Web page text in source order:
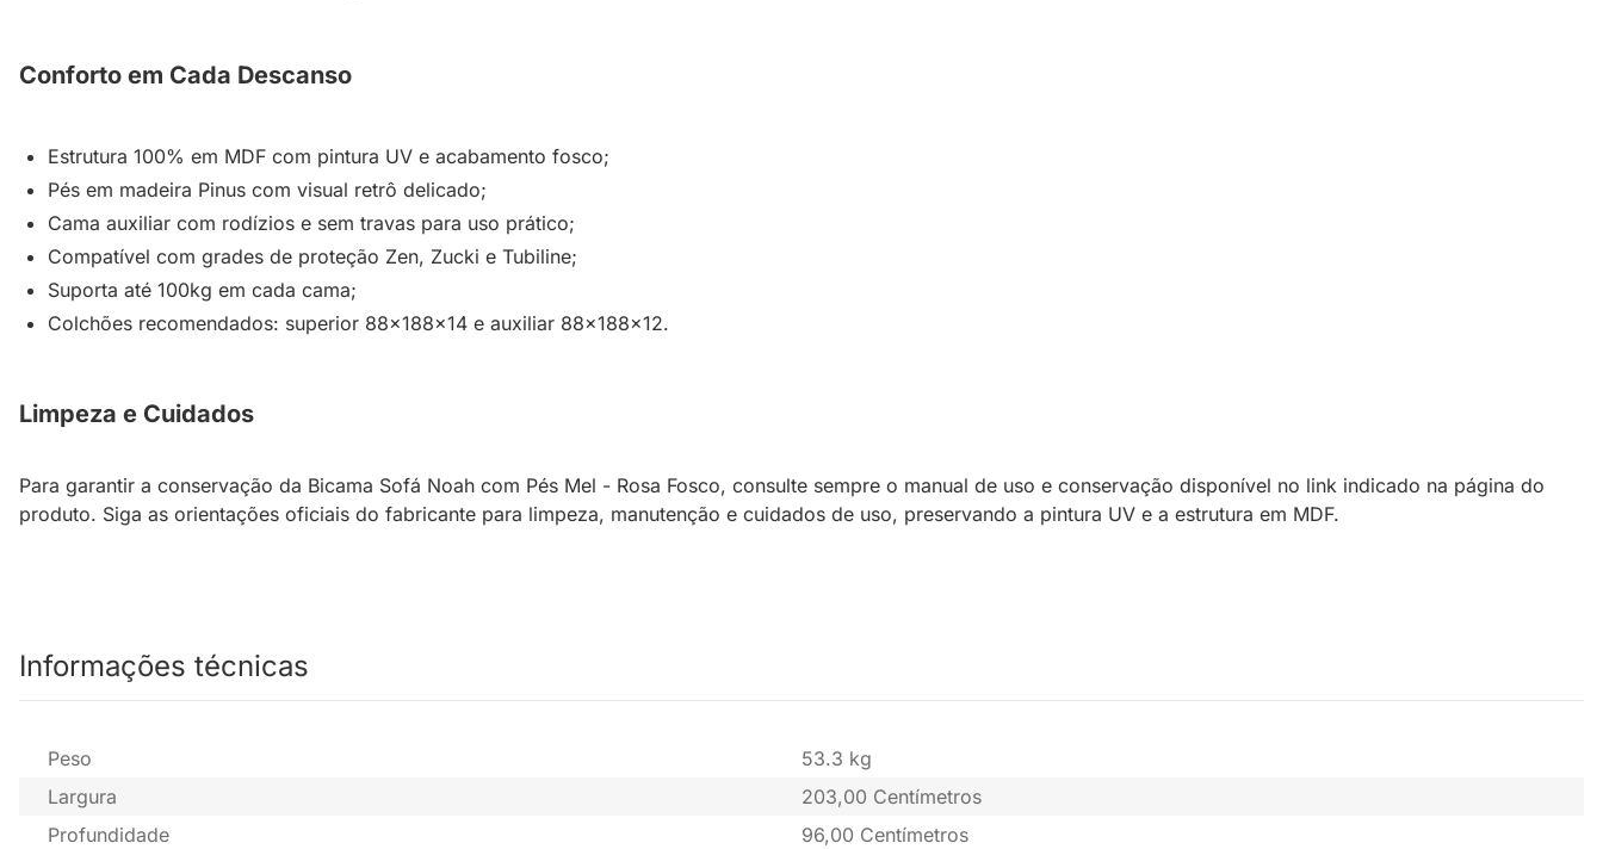
Conforto em Cada Descanso
Estrutura 100% em MDF com pintura UV e acabamento fosco;
Pés em madeira Pinus com visual retrô delicado;
Cama auxiliar com rodízios e sem travas para uso prático;
Compatível com grades de proteção Zen, Zucki e Tubiline;
Suporta até 100kg em cada cama;
Colchões recomendados: superior 88x188x14 e auxiliar 88x188x12.
Limpeza e Cuidados
Para garantir a conservação da Bicama Sofá Noah com Pés Mel - Rosa Fosco, consulte sempre o manual de uso e conservação disponível no link indicado na página do
produto. Siga as orientações oficiais do fabricante para limpeza, manutenção e cuidados de uso, preservando a pintura UV e a estrutura em MDF.
Informações técnicas
Peso
53.3 kg
Largura
203,00 Centímetros
Profundidade
96,00 Centímetros